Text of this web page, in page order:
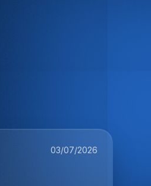
03/07/2026